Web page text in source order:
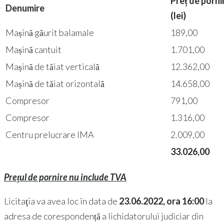
Denumire
(lei)
Mașină găurit balamale
189,00
Mașină cantuit
1.701,00
Mașină de tăiat verticală
12.362,00
Mașină de tăiat orizontală
14.658,00
Compresor
791,00
Compresor
1.316,00
Centru prelucrare IMA
2.009,00
33.026,00
Prețul de pornire nu include TVA
Licitaţia va avea loc în data de 23.06.2022, ora 16:00la
adresa de corespondență a lichidatorului judiciar din